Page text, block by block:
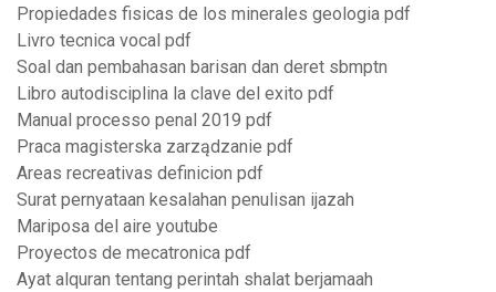
Propiedades fisicas de los minerales geologia pdf
Livro tecnica vocal pdf
Soal dan pembahasan barisan dan deret sbmptn
Libro autodisciplina la clave del exito pdf
Manual processo penal 2019 pdf
Praca magisterska zarządzanie pdf
Areas recreativas definicion pdf
Surat pernyataan kesalahan penulisan ijazah
Mariposa del aire youtube
Proyectos de mecatronica pdf
Ayat alquran tentang perintah shalat berjamaah